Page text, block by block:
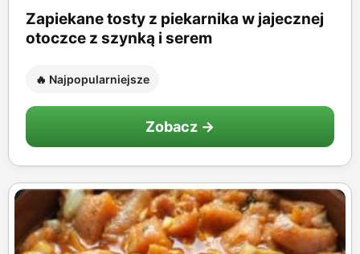
Zapiekane tosty z piekarnika w jajecznej
otoczce z szynką i serem
🔥 Najpopularniejsze
Zobacz →